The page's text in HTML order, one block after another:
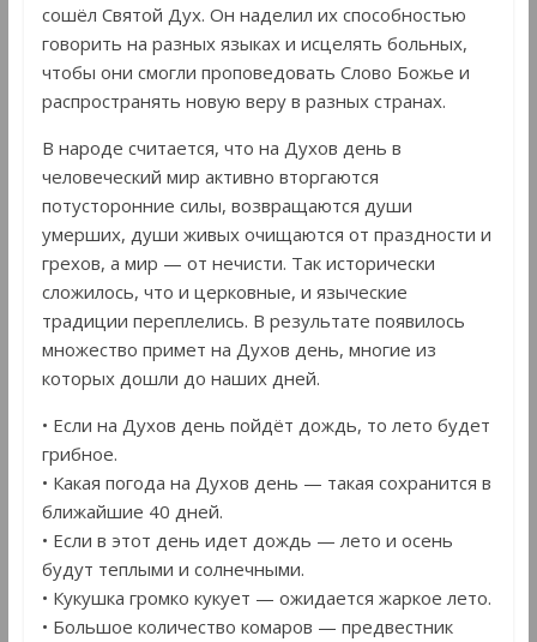
сошёл Святой Дух. Он наделил их способностью
говорить на разных языках и исцелять больных,
чтобы они смогли проповедовать Слово Божье и
распространять новую веру в разных странах.
В народе считается, что на Духов день в
человеческий мир активно вторгаются
потусторонние силы, возвращаются души
умерших, души живых очищаются от праздности и
грехов, а мир — от нечисти. Так исторически
сложилось, что и церковные, и языческие
традиции переплелись. В результате появилось
множество примет на Духов день, многие из
которых дошли до наших дней.
• Если на Духов день пойдёт дождь, то лето будет
грибное.
• Какая погода на Духов день — такая сохранится в
ближайшие 40 дней.
• Если в этот день идет дождь — лето и осень
будут теплыми и солнечными.
• Кукушка громко кукует — ожидается жаркое лето.
• Большое количество комаров — предвестник